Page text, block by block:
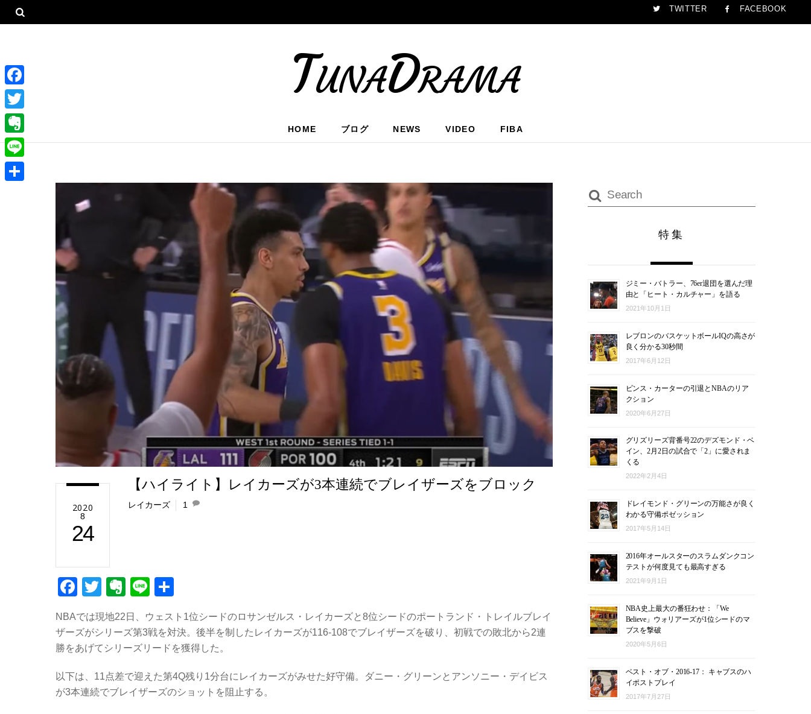
TWITTER FACEBOOK
TunaDrama
HOME ブログ NEWS VIDEO FIBA
2020
8
24
【ハイライト】レイカーズが3本連続でブレイザーズをブロック
レイカーズ 1
F
c
e
o
o
T
tt
er
E
er
n
e
Li
e
NBAでは現地22日、ウェスト1位シードのロサンゼルス・レイカーズと8位シードのポートランド・トレイルブレイ
ザーズがシリーズ第3戦を対決。後半を制したレイカーズが116-108でブレイザーズを破り、初戦での敗北から2連
勝をあげてシリーズリードを獲得した。
以下は、11点差で迎えた第4Q残り1分台にレイカーズがみせた好守備。ダニー・グリーンとアンソニー・デイビス
が3本連続でブレイザーズのショットを阻止する。
特集
ジミー・バトラー、76er退団を選んだ理
由と「ヒート・カルチャー」を語る
2021年10月1日
レブロンのバスケットボールIQの高さが
良く分かる30秒間
2017年6月12日
ビンス・カーターの引退とNBAのリア
クション
2020年6月27日
グリズリーズ背番号22のデズモンド・ベ
イン、2月2日の試合で「2」に愛されま
くる
2022年2月4日
ドレイモンド・グリーンの万能さが良く
わかる守備ポゼッション
2017年5月14日
2016年オールスターのスラムダンクコン
テストが何度見ても最高すぎる
2021年9月1日
NBA史上最大の番狂わせ：「We
Believe」ウォリアーズが1位シードのマ
ブスを撃破
2020年5月6日
ベスト・オブ・2016-17： キャブスのハ
イポストプレイ
2017年7月27日
F
a
c
e
b
T
w
i
E
v
e
L